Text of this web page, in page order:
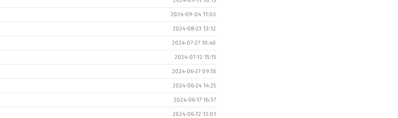
2024-09-04 11:03
2024-08-23 13:12
2024-07-27 10:40
2024-07-12 15:15
2024-06-27 09:55
2024-06-24 14:25
2024-06-17 16:37
2024-06-12 13:01